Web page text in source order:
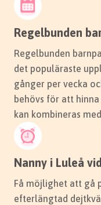
Regelbunden
Regelbunden
det populäraste
gånger per vecka
behövs för att
kan kombineras
Nanny i Luleå
Få möjlighet att gå
efterlängtad